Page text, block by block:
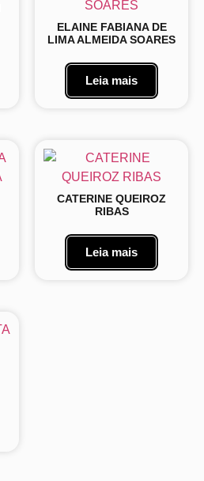
ELAINE FABIANA DE
LIMA ALMEIDA SOARES
Leia mais
CATERINE QUEIROZ
RIBAS
Leia mais